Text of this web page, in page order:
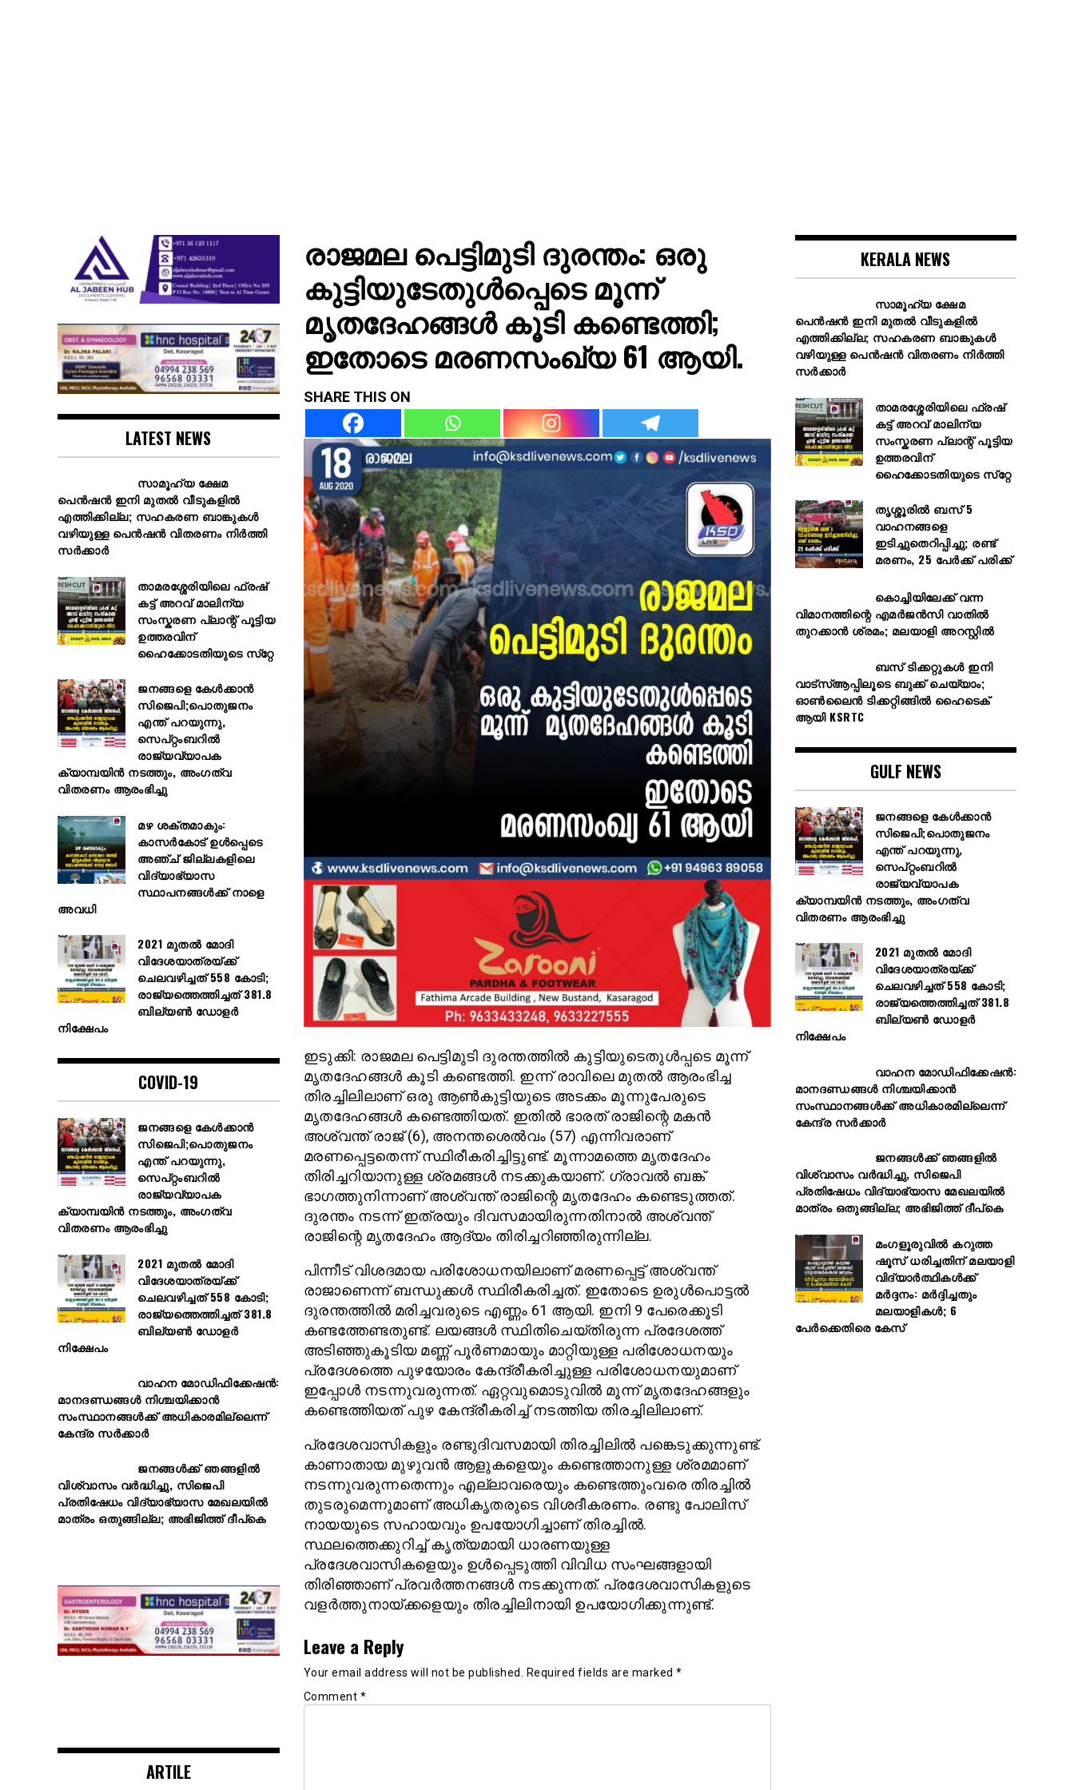
രാജമല പെട്ടിമുടി ദുരന്തം: ഒരു
കുട്ടിയുടേതുൾപ്പെടെ മൂന്ന്
മൃതദേഹങ്ങള്‍ കൂടി കണ്ടെത്തി;
ഇതോടെ മരണസംഖ്യ 61 ആയി.
SHARE THIS ON
ഇടുക്കി: രാജമല പെട്ടിമുടി ദുരന്തത്തില്‍ കുട്ടിയുടെതുൾപ്പടെ മൂന്ന്
മൃതദേഹങ്ങള്‍ കൂടി കണ്ടെത്തി. ഇന്ന് രാവിലെ മുതല്‍ ആരംഭിച്ച
തിരച്ചിലിലാണ് ഒരു ആണ്‍കുട്ടിയുടെ അടക്കം മൂന്നുപേരുടെ
മൃതദേഹങ്ങള്‍ കണ്ടെത്തിയത്. ഇതില്‍ ഭാരത് രാജിന്റെ മകന്‍
അശ്വന്ത് രാജ് (6), അനന്തശെല്‍വം (57) എന്നിവരാണ്
മരണപ്പെട്ടതെന്ന് സ്ഥിരീകരിച്ചിട്ടുണ്ട്. മൂന്നാമത്തെ മൃതദേഹം
തിരിച്ചറിയാനുള്ള ശ്രമങ്ങള്‍ നടക്കുകയാണ്. ഗ്രാവല്‍ ബങ്ക്
ഭാഗത്തുനിന്നാണ് അശ്വന്ത് രാജിന്റെ മൃതദേഹം കണ്ടെടുത്തത്.
ദുരന്തം നടന്ന് ഇത്രയും ദിവസമായിരുന്നതിനാല്‍ അശ്വന്ത്
രാജിന്റെ മൃതദേഹം ആദ്യം തിരിച്ചറിഞ്ഞിരുന്നില്ല.
പിന്നീട് വിശദമായ പരിശോധനയിലാണ് മരണപ്പെട്ട് അശ്വന്ത്
രാജാണെന്ന് ബന്ധുക്കള്‍ സ്ഥിരീകരിച്ചത്. ഇതോടെ ഉരുള്‍പൊട്ടല്‍
ദുരന്തത്തില്‍ മരിച്ചവരുടെ എണ്ണം 61 ആയി. ഇനി 9 പേരെക്കൂടി
കണ്ടത്തേണ്ടതുണ്ട്. ലയങ്ങള്‍ സ്ഥിതിചെയ്തിരുന്ന പ്രദേശത്ത്
അടിഞ്ഞുകൂടിയ മണ്ണ് പൂര്‍ണമായും മാറ്റിയുള്ള പരിശോധനയും
പ്രദേശത്തെ പുഴയോരം കേന്ദ്രീകരിച്ചുള്ള പരിശോധനയുമാണ്
ഇപ്പോള്‍ നടന്നുവരുന്നത്. ഏറ്റവുമൊടുവില്‍ മൂന്ന് മൃതദേഹങ്ങളും
കണ്ടെത്തിയത് പുഴ കേന്ദ്രീകരിച്ച് നടത്തിയ തിരച്ചിലിലാണ്.
പ്രദേശവാസികളും രണ്ടുദിവസമായി തിരച്ചിലില്‍ പങ്കെടുക്കുന്നുണ്ട്.
കാണാതായ മുഴുവന്‍ ആളുകളെയും കണ്ടെത്താനുള്ള ശ്രമമാണ്
നടന്നുവരുന്നതെന്നും എല്ലാവരെയും കണ്ടെത്തുംവരെ തിരച്ചില്‍
തുടരുമെന്നുമാണ് അധികൃതരുടെ വിശദീകരണം. രണ്ടു പോലിസ്
നായയുടെ സഹായവും ഉപയോഗിച്ചാണ് തിരച്ചില്‍.
സ്ഥലത്തെക്കുറിച്ച് കൃത്യമായി ധാരണയുള്ള
പ്രദേശവാസികളെയും ഉള്‍പ്പെടുത്തി വിവിധ സംഘങ്ങളായി
തിരിഞ്ഞാണ് പ്രവര്‍ത്തനങ്ങള്‍ നടക്കുന്നത്. പ്രദേശവാസികളുടെ
വളര്‍ത്തുനായ്ക്കളെയും തിരച്ചിലിനായി ഉപയോഗിക്കുന്നുണ്ട്.
Leave a Reply
Your email address will not be published. Required fields are marked *
Comment *
LATEST NEWS
സാമൂഹ്യ ക്ഷേമ
പെൻഷൻ ഇനി മുതൽ വീടുകളിൽ
എത്തിക്കില്ല; സഹകരണ ബാങ്കുകൾ
വഴിയുള്ള പെൻഷൻ വിതരണം നിർത്തി
സർക്കാർ
താമരശ്ശേരിയിലെ ഫ്രഷ്
കട്ട് അറവ് മാലിന്യ
സംസ്കരണ പ്ലാന്റ് പൂട്ടിയ
ഉത്തരവിന്
ഹൈക്കോടതിയുടെ സ്‌റ്റേ
ജനങ്ങളെ കേൾക്കാൻ
സിജെപി;പൊതുജനം
എന്ത് പറയുന്നു,
സെപ്റ്റംബറിൽ
രാജ്യവ്യാപക
ക്യാമ്പയിൻ നടത്തും, അംഗത്വ
വിതരണം ആരംഭിച്ചു
മഴ ശക്തമാകും:
കാസർകോട് ഉൾപ്പെടെ
അഞ്ച് ജില്ലകളിലെ
വിദ്യാഭ്യാസ
സ്ഥാപനങ്ങൾക്ക് നാളെ
അവധി
2021 മുതൽ മോദി
വിദേശയാത്രയ്ക്ക്
ചെലവഴിച്ചത് 558 കോടി;
രാജ്യത്തെത്തിച്ചത് 381.8
ബില്യൺ ഡോളർ
നിക്ഷേപം
COVID-19
ജനങ്ങളെ കേൾക്കാൻ
സിജെപി;പൊതുജനം
എന്ത് പറയുന്നു,
സെപ്റ്റംബറിൽ
രാജ്യവ്യാപക
ക്യാമ്പയിൻ നടത്തും, അംഗത്വ
വിതരണം ആരംഭിച്ചു
2021 മുതൽ മോദി
വിദേശയാത്രയ്ക്ക്
ചെലവഴിച്ചത് 558 കോടി;
രാജ്യത്തെത്തിച്ചത് 381.8
ബില്യൺ ഡോളർ
നിക്ഷേപം
വാഹന മോഡിഫിക്കേഷൻ:
മാനദണ്ഡങ്ങൾ നിശ്ചയിക്കാൻ
സംസ്ഥാനങ്ങൾക്ക് അധികാരമില്ലെന്ന്
കേന്ദ്ര സർക്കാർ
ജനങ്ങൾക്ക് ഞങ്ങളിൽ
വിശ്വാസം വർദ്ധിച്ചു, സിജെപി
പ്രതിഷേധം വിദ്യാഭ്യാസ മേഖലയിൽ
മാത്രം ഒതുങ്ങില്ല; അഭിജിത്ത് ദീപ്കെ
ARTILE
KERALA NEWS
സാമൂഹ്യ ക്ഷേമ
പെൻഷൻ ഇനി മുതൽ വീടുകളിൽ
എത്തിക്കില്ല; സഹകരണ ബാങ്കുകൾ
വഴിയുള്ള പെൻഷൻ വിതരണം നിർത്തി
സർക്കാർ
താമരശ്ശേരിയിലെ ഫ്രഷ്
കട്ട് അറവ് മാലിന്യ
സംസ്കരണ പ്ലാന്റ് പൂട്ടിയ
ഉത്തരവിന്
ഹൈക്കോടതിയുടെ സ്‌റ്റേ
തൃശ്ശൂരിൽ ബസ് 5
വാഹനങ്ങളെ
ഇടിച്ചുതെറിപ്പിച്ചു; രണ്ട്
മരണം, 25 പേർക്ക് പരിക്ക്
കൊച്ചിയിലേക്ക് വന്ന
വിമാനത്തിന്റെ എമർജൻസി വാതിൽ
തുറക്കാൻ ശ്രമം; മലയാളി അറസ്റ്റിൽ
ബസ് ടിക്കറ്റുകൾ ഇനി
വാട്‌സ്ആപ്പിലൂടെ ബുക്ക് ചെയ്യാം;
ഓൺലൈൻ ടിക്കറ്റിങ്ങിൽ ഹൈടെക്
ആയി KSRTC
GULF NEWS
ജനങ്ങളെ കേൾക്കാൻ
സിജെപി;പൊതുജനം
എന്ത് പറയുന്നു,
സെപ്റ്റംബറിൽ
രാജ്യവ്യാപക
ക്യാമ്പയിൻ നടത്തും, അംഗത്വ
വിതരണം ആരംഭിച്ചു
2021 മുതൽ മോദി
വിദേശയാത്രയ്ക്ക്
ചെലവഴിച്ചത് 558 കോടി;
രാജ്യത്തെത്തിച്ചത് 381.8
ബില്യൺ ഡോളർ
നിക്ഷേപം
വാഹന മോഡിഫിക്കേഷൻ:
മാനദണ്ഡങ്ങൾ നിശ്ചയിക്കാൻ
സംസ്ഥാനങ്ങൾക്ക് അധികാരമില്ലെന്ന്
കേന്ദ്ര സർക്കാർ
ജനങ്ങൾക്ക് ഞങ്ങളിൽ
വിശ്വാസം വർദ്ധിച്ചു, സിജെപി
പ്രതിഷേധം വിദ്യാഭ്യാസ മേഖലയിൽ
മാത്രം ഒതുങ്ങില്ല; അഭിജിത്ത് ദീപ്കെ
മംഗളൂരുവിൽ കറുത്ത
ഷൂസ് ധരിച്ചതിന് മലയാളി
വിദ്യാർത്ഥികൾക്ക്
മർദ്ദനം: മർദ്ദിച്ചതും
മലയാളികൾ; 6
പേർക്കെതിരെ കേസ്